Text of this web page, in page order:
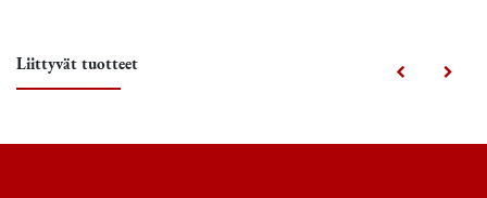
Liittyvät tuotteet